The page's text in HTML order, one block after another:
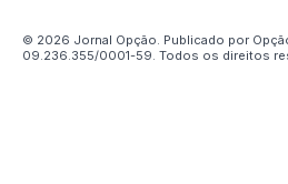
© 2026 Jornal Opção. Publicado por
09.236.355/0001-59. Todos os direitos